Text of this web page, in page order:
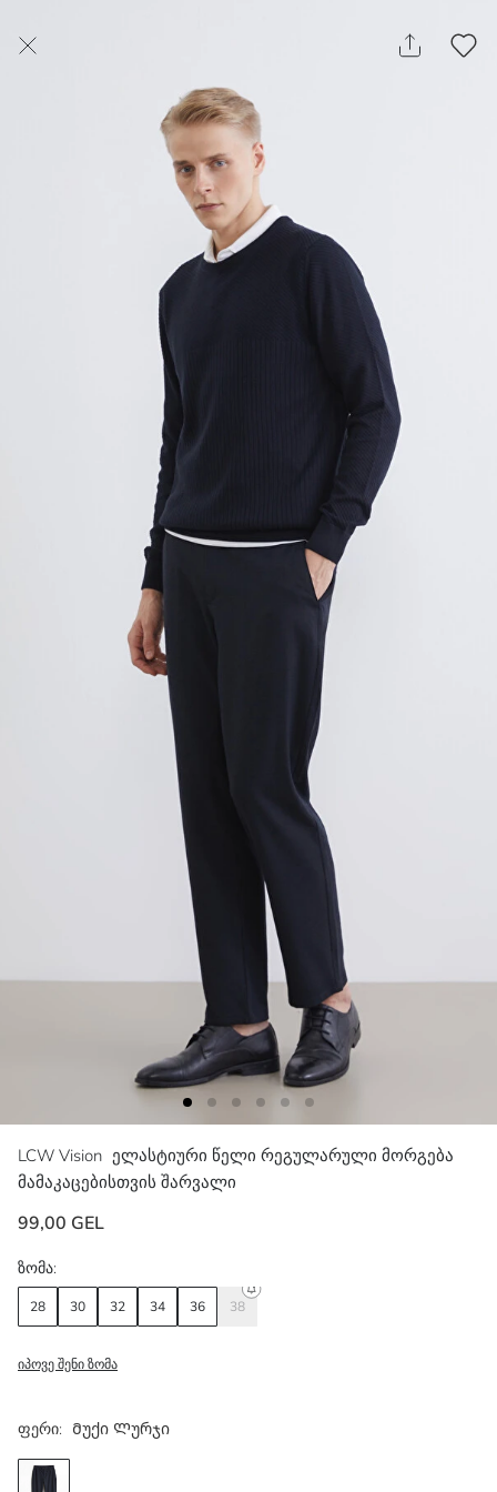
LCW Vision ელასტიური წელი რეგულარული მორგება
მამაკაცებისთვის შარვალი
99,00 GEL
ფერი: Მუქი Ლურჯი
ზომა:
28 30 32 34 36 38
იპოვე შენი ზომა